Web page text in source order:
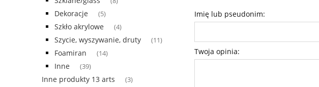
Dekoracje (5)
Szkło akrylowe (4)
Szycie, wyszywanie, druty (11)
Foamiran (14)
Inne (39)
Inne produkty 13 arts (3)
Imię lub pseudonim:
Twoja opinia: